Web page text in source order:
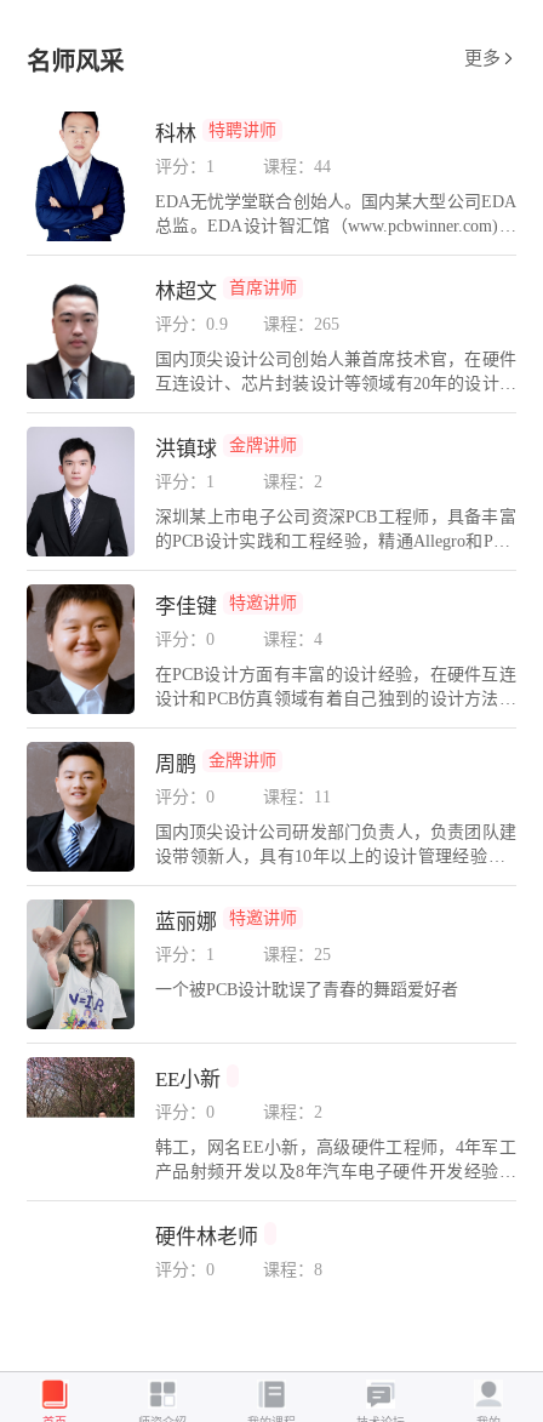
名师风采 更多 
科林
特聘讲师
评分：1
课程：44
EDA无忧学堂联合创始人。国内某大型公司EDA
总监。EDA设计智汇馆（www.pcbwinner.com)金
牌讲师。在PCB设计方面有着10年的设计经验，
在硬件互连设计和PCB仿真领域有着自己独到的
设计方法和理念。精通Cadence，PADS，AD，H
yperlynx，Sigrity等多种PCB设计与仿真工具。长
期带领团队长期奋战在PCB设计与仿真一线岗
位，涵盖的设计包括：计算机通信产品，多媒体
产品，医疗仪器设备，交通运输设备，数码消费
林超文
首席讲师
评分：0.9
课程：265
国内顶尖设计公司创始人兼首席技术官，在硬件
互连设计、芯片封装设计等领域有20年的设计管
理经验，精通Cadence、Mentor、PADS、AD、H
yperLynx等多种PCB设计与仿真工具。现任多家
上市公司/国内外大型集团合约EDA技术顾问。E
DA无忧学院首席讲师，为各大高校、电子科技
企业进行CAE/高速硬件设计培训。创办EDA无
忧学院580eda.net和EDA无忧人才网580eda.com，
为企业提供精准猎头和硬件研发人才委培服务。
层次技术人才；担任IPC中国PCB设计师理事会
会员，推动IPC互连设计技术与标准在中国的普
及；连续三届担任中国高科技产业化研究化智能
信息处理产业化分会理事；长期担任广东省工程
图学学会技能鉴定专家；广东省CAD图形设计职
业技能大赛（电子类）裁判；珠海市集成电路产
业培训基地指导专家；长期带领公司PCB设计团
队攻关军工、航天、通信、工控、医疗、芯片等
领域的高精尖设计与仿真项目
洪镇球
金牌讲师
评分：1
课程：2
深圳某上市电子公司资深PCB工程师，具备丰富
的PCB设计实践和工程经验，精通Allegro和PAD
S 、AD等EDA平台。多年从事车载导航、后视
镜、车机、视频监控、网络安防、网络交换机、
家电等产品的设计工作。
李佳键
特邀讲师
评分：0
课程：4
在PCB设计方面有丰富的设计经验，在硬件互连
设计和PCB仿真领域有着自己独到的设计方法和
理念。精通Cadence，PADS，AD，Hyperlynx，S
igrity等多种PCB设计与仿真工具。带领广州分公
司团队长期奋战在硬件设计与仿真一线岗位，涵
盖的设计包括：计算机通信产品，多媒体产品，
医疗仪器设备，交通运输设备，数码消费类产品
等，有着丰富的产品硬件设计与仿真经验。
周鹏
金牌讲师
评分：0
课程：11
国内顶尖设计公司研发部门负责人，负责团队建
设带领新人，具有10年以上的设计管理经验，E
DA无忧学院金牌讲师，精通Cadence、Mentor、P
ADS、Altium Designer、SI9000、HyperLynx等多
种EDA设计与仿真工具。为各大高校、电子科技
企业进行高速PCB实战设计培训，推动高速高密
度EDA设计行业技术发展。广东省CAD图形设计
职业技能大赛（电子类）裁判；深圳信息职业技
战攻坚包括：航天军工、安防数码、通信设备、
工控能源、汽车电子、医疗仪器、芯片等领域的
高难度设计与仿真项目。
蓝丽娜
特邀讲师
评分：1
课程：25
一个被PCB设计耽误了青春的舞蹈爱好者
EE小新
评分：0
课程：2
韩工，网名EE小新，高级硬件工程师，4年军工
产品射频开发以及8年汽车电子硬件开发经验，
拥有多款百万级汽车量产产品开发经验，擅长硬
计等，专注于技术交流与经验分享。代表课程：
射频入门实战、27种常见元器件数据手册、电源
硬件林老师
评分：0 课程：8